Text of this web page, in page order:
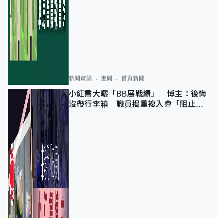
新聞資訊 港聞 首頁新聞
小紅書大曬「BB展戰績」 博主：後悔
沒帶行李箱 職員揭重複入會「阻止唔